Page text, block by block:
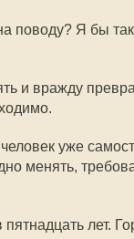
поводу? Я бы
и вражду
уже
менять,
лет.